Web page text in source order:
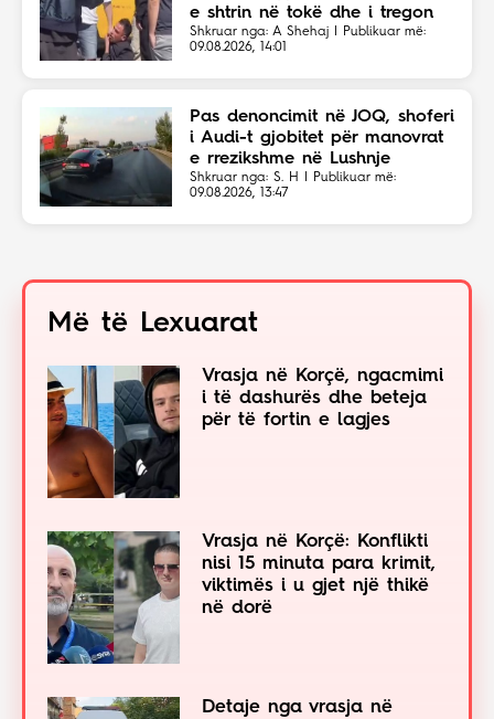
e shtrin në tokë dhe i tregon
vendin
Shkruar nga: A Shehaj | Publikuar më:
09.08.2026, 14:01
Pas denoncimit në JOQ, shoferi
i Audi-t gjobitet për manovrat
e rrezikshme në Lushnje
Shkruar nga: S. H | Publikuar më:
09.08.2026, 13:47
Më të Lexuarat
Vrasja në Korçë, ngacmimi
i të dashurës dhe beteja
për të fortin e lagjes
Vrasja në Korçë: Konflikti
nisi 15 minuta para krimit,
viktimës i u gjet një thikë
në dorë
Detaje nga vrasja në